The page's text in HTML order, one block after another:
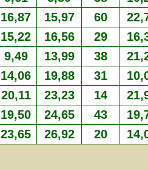
16,87 15,97 60
15,22 16,56 29
9,49 13,99 38
14,06 19,88 31
20,11 23,23 14
19,50 24,65 43
23,65 26,92 20